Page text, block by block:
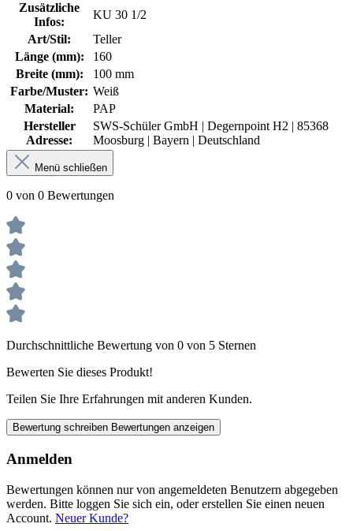
Zusätzliche
Infos:
KU 30 1/2
Art/Stil:
Teller
Länge (mm):
160
Breite (mm):
100 mm
Farbe/Muster: Weiß
Material:
PAP
Hersteller
Adresse:
SWS-Schüler GmbH | Degernpoint H2 | 85368
Moosburg | Bayern | Deutschland
Menü schließen
0 von 0 Bewertungen
Durchschnittliche Bewertung von 0 von 5 Sternen
Bewerten Sie dieses Produkt!
Teilen Sie Ihre Erfahrungen mit anderen Kunden.
Bewertung schreiben Bewertungen anzeigen
Anmelden
Bewertungen können nur von angemeldeten Benutzern abgegeben
werden. Bitte loggen Sie sich ein, oder erstellen Sie einen neuen
Account. Neuer Kunde?